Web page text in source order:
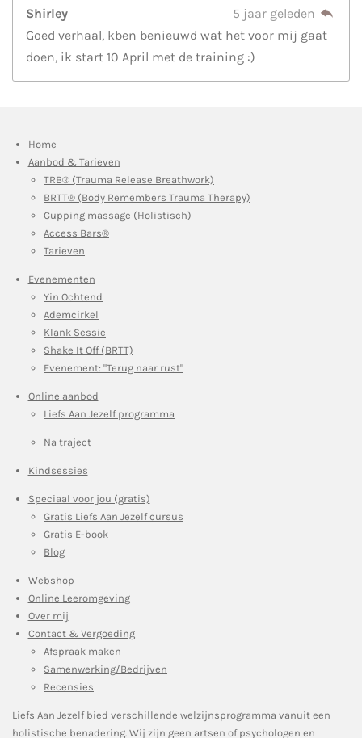
Shirley
5 jaar geleden
Goed verhaal, kben benieuwd wat het voor mij gaat
doen, ik start 10 April met de training :)
Home
Aanbod & Tarieven
TRB® (Trauma Release Breathwork)
BRTT® (Body Remembers Trauma Therapy)
Cupping massage (Holistisch)
Access Bars®
Tarieven
Evenementen
Yin Ochtend
Ademcirkel
Klank Sessie
Shake It Off (BRTT)
Evenement: "Terug naar rust"
Online aanbod
Liefs Aan Jezelf programma
Na traject
Kindsessies
Speciaal voor jou (gratis)
Gratis Liefs Aan Jezelf cursus
Gratis E-book
Blog
Webshop
Online Leeromgeving
Over mij
Contact & Vergoeding
Afspraak maken
Samenwerking/Bedrijven
Recensies
Liefs Aan Jezelf bied verschillende welzijnsprogramma vanuit een
holistische benadering. Wij zijn geen artsen of psychologen en